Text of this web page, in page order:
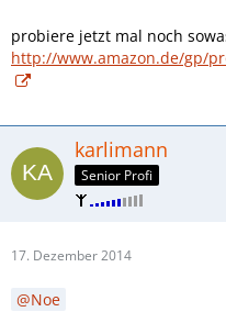
probiere jetzt mal noch
http://www.amazon.de/gp/
karlimann
Senior Profi
17. Dezember 2014
Noe